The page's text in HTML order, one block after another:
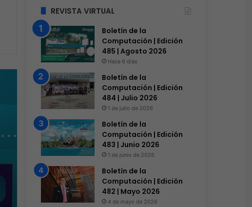
24 de marzo de 2026
Liderazgo femenino
sector TI
REVISTA VIRTUAL
Boletín de la
Computación | Edición
485 | Agosto 2026
Hace 6 días
Boletín de la
Computación | Edición
484 | Julio 2026
1 de julio de 2026
Boletín de la
Computación | Edición
483 | Junio 2026
1 de junio de 2026
Boletín de la
Computación | Edición
482 | Mayo 2026
4 de mayo de 2026